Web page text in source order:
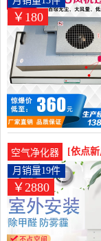
￥180
空气净化器
[依点
空气净
￥2880
月销量19件